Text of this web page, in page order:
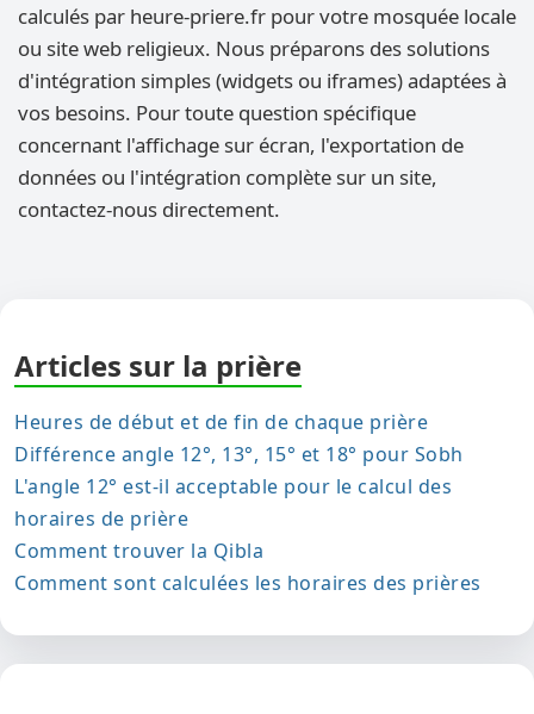
calculés par heure-priere.fr pour votre mosquée locale
ou site web religieux. Nous préparons des solutions
d'intégration simples (widgets ou iframes) adaptées à
vos besoins. Pour toute question spécifique
concernant l'affichage sur écran, l'exportation de
données ou l'intégration complète sur un site,
contactez-nous directement.
Articles sur la prière
Heures de début et de fin de chaque prière
Différence angle 12°, 13°, 15° et 18° pour Sobh
L'angle 12° est-il acceptable pour le calcul des
horaires de prière
Comment trouver la Qibla
Comment sont calculées les horaires des prières